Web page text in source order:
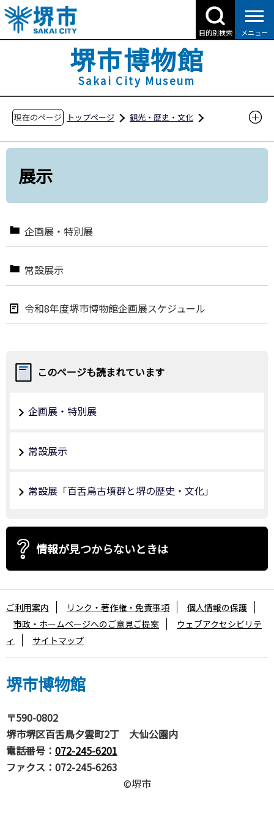
こ
の
ペ
で
目的別検索 メニュー
堺市博物館
Sakai City Museum
現在のページ トップページ
観光・歴史・文化
展示
企画展・特別展
常設展示
令和8年度堺市博物館企画展スケジュール
このページも読まれています
企画展・特別展
常設展示
常設展「百舌鳥古墳群と堺の歴史・文化」
情報が見つからないときは
堺市博物館
〒590-0802
堺市堺区百舌鳥夕雲町2丁 大仙公園内
電話番号： 072-245-6201
ファクス：072-245-6263
ご利用案内 リンク・著作権・免責事項
個人情報の保護
市政・ホームページへのご意見ご提案
ウェブアクセシビリテ
ィ
サイトマップ
©堺市